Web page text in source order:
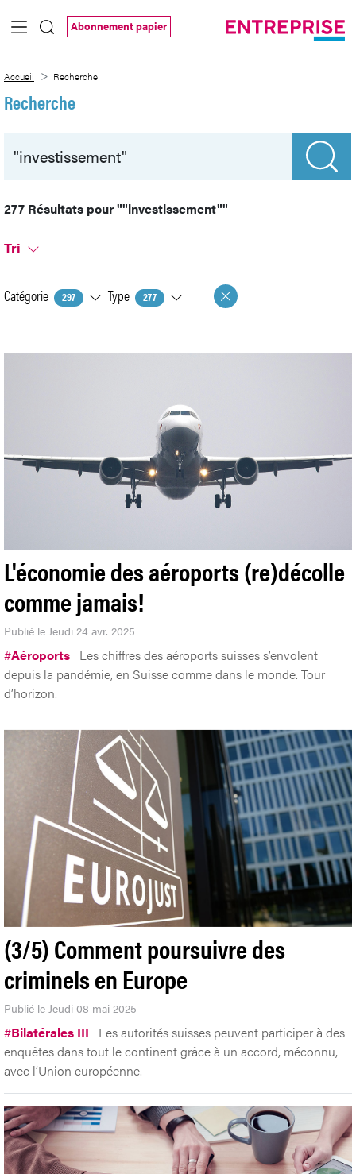
Saut au contenu principal
Abonnement papier
Accueil Recherche
Recherche
277 Résultats pour""investissement""
Tri
Catégorie 297 Type 277
L'économie des aéroports (re)décolle
comme jamais!
Publié le Jeudi 24 avr. 2025
#Aéroports Les chiffres des aéroports suisses s’envolent
depuis la pandémie, en Suisse comme dans le monde. Tour
d’horizon.
(3/5) Comment poursuivre des
criminels en Europe
Publié le Jeudi 08 mai 2025
#Bilatérales III
Les autorités suisses peuvent participer à des
enquêtes dans tout le continent grâce à un accord, méconnu,
avec l’Union européenne.